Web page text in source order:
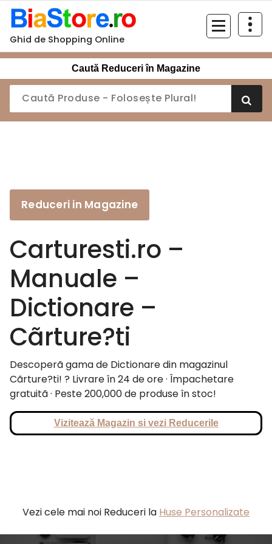
Sari
conținut
Ghid de Shopping Online
Caută Reduceri în Magazine
Reduceri in Magazine
Carturesti.ro –
Manuale –
Dictionare –
Cãrture?ti
Descoperã gama de Dictionare din magazinul
Cãrture?ti! ? Livrare în 24 de ore · Împachetare
gratuitã · Peste 200,000 de produse în stoc!
Vizitează Magazin si vezi Reducerile
Vezi cele mai noi Reduceri la Huse Personalizate